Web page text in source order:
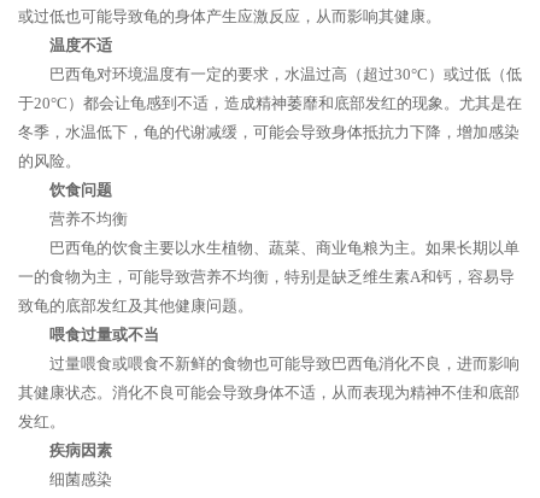
或过低也可能导致龟的身体产生应激反应，从而影响其健康。
温度不适
巴西龟对环境温度有一定的要求，水温过高（超过30°C）或过低（低
于20°C）都会让龟感到不适，造成精神萎靡和底部发红的现象。尤其是在
冬季，水温低下，龟的代谢减缓，可能会导致身体抵抗力下降，增加感染
的风险。
饮食问题
营养不均衡
巴西龟的饮食主要以水生植物、蔬菜、商业龟粮为主。如果长期以单
一的食物为主，可能导致营养不均衡，特别是缺乏维生素A和钙，容易导
致龟的底部发红及其他健康问题。
喂食过量或不当
过量喂食或喂食不新鲜的食物也可能导致巴西龟消化不良，进而影响
其健康状态。消化不良可能会导致身体不适，从而表现为精神不佳和底部
发红。
疾病因素
细菌感染